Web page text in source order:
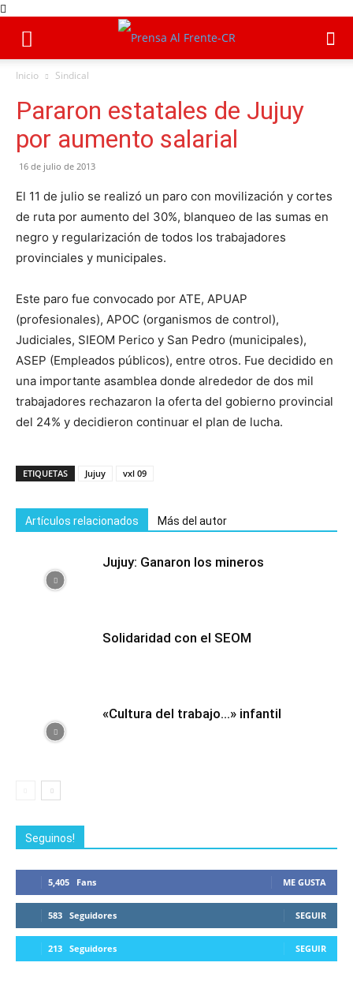
Inicio Sindical
Pararon estatales de Jujuy
por aumento salarial
16 de julio de 2013
El 11 de julio se realizó un paro con movilización y cortes
de ruta por aumento del 30%, blanqueo de las sumas en
negro y regularización de todos los trabajadores
provinciales y municipales.
Este paro fue convocado por ATE, APUAP
(profesionales), APOC (organismos de control),
Judiciales, SIEOM Perico y San Pedro (municipales),
ASEP (Empleados públicos), entre otros. Fue decidido en
una importante asamblea donde alrededor de dos mil
trabajadores rechazaron la oferta del gobierno provincial
del 24% y decidieron continuar el plan de lucha.
ETIQUETAS Jujuy vxl 09
Artículos relacionados Más del autor
Jujuy: Ganaron los mineros
Solidaridad con el SEOM
«Cultura del trabajo…» infantil
Seguinos!
5,405 Fans ME GUSTA
583 Seguidores SEGUIR
213 Seguidores SEGUIR